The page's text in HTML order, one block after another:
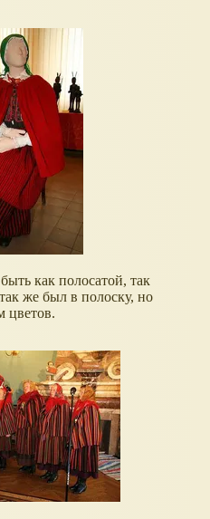
как полосатой, так
же был в полоску, но
цветов.